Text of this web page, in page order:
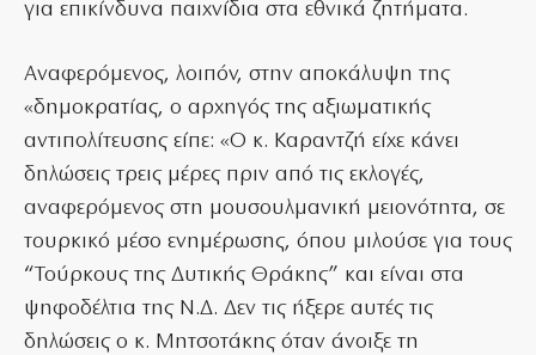
για επικίνδυνα παιχνίδια στα εθνικά ζητήματα.
Αναφερόμενος, λοιπόν, στην αποκάλυψη της
«δημοκρατίας, ο αρχηγός της αξιωματικής
αντιπολίτευσης είπε: «Ο κ. Καραντζή είχε κάνει
δηλώσεις τρεις μέρες πριν από τις εκλογές,
αναφερόμενος στη μουσουλμανική μειονότητα, σε
τουρκικό μέσο ενημέρωσης, όπου μιλούσε για τους
“Τούρκους της Δυτικής Θράκης” και είναι στα
ψηφοδέλτια της Ν.Δ. Δεν τις ήξερε αυτές τις
δηλώσεις ο κ. Μητσοτάκης όταν άνοιξε τη